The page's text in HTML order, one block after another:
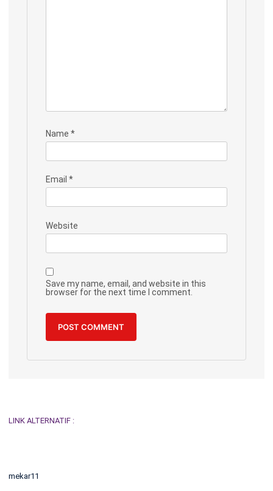
Name *
Email *
Website
Save my name, email, and website in this
browser for the next time I comment.
LINK ALTERNATIF :
mekar11